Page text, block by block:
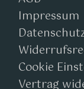
Impressum
Cookie
Vertrag